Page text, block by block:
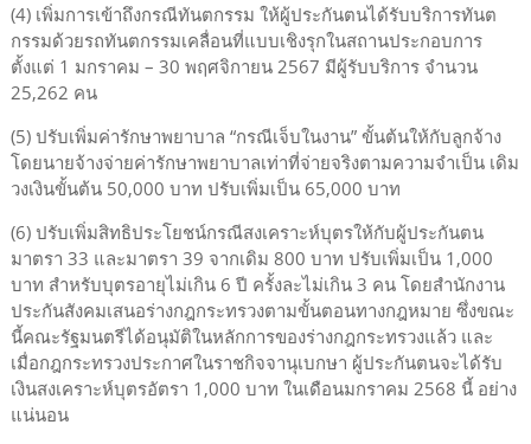
(4) เพิ่มการเข้าถึงกรณีทันตกรรม ให้ผู้ประกันตนได้รับบริการทันต
กรรมด้วยรถทันตกรรมเคลื่อนที่แบบเชิงรุกในสถานประกอบการ
ตั้งแต่ 1 มกราคม – 30 พฤศจิกายน 2567 มีผู้รับบริการ จำนวน
25,262 คน
(5) ปรับเพิ่มค่ารักษาพยาบาล “กรณีเจ็บในงาน” ขั้นต้นให้กับลูกจ้าง
โดยนายจ้างจ่ายค่ารักษาพยาบาลเท่าที่จ่ายจริงตามความจำเป็น เดิม
วงเงินขั้นต้น 50,000 บาท ปรับเพิ่มเป็น 65,000 บาท
(6) ปรับเพิ่มสิทธิประโยชน์กรณีสงเคราะห์บุตรให้กับผู้ประกันตน
มาตรา 33 และมาตรา 39 จากเดิม 800 บาท ปรับเพิ่มเป็น 1,000
บาท สำหรับบุตรอายุไม่เกิน 6 ปี ครั้งละไม่เกิน 3 คน โดยสำนักงาน
ประกันสังคมเสนอร่างกฎกระทรวงตามขั้นตอนทางกฎหมาย ซึ่งขณะ
นี้คณะรัฐมนตรีได้อนุมัติในหลักการของร่างกฎกระทรวงแล้ว และ
เมื่อกฎกระทรวงประกาศในราชกิจจานุเบกษา ผู้ประกันตนจะได้รับ
เงินสงเคราะห์บุตรอัตรา 1,000 บาท ในเดือนมกราคม 2568 นี้ อย่าง
แน่นอน